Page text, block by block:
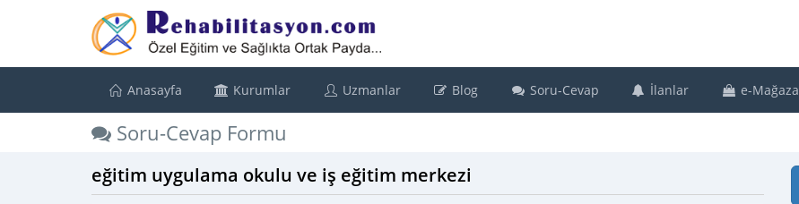
Anasayfa Kurumlar Uzmanlar Blog Soru-Cevap İlanlar e-Mağaza
Soru-Cevap Formu
eğitim uygulama okulu ve iş eğitim merkezi